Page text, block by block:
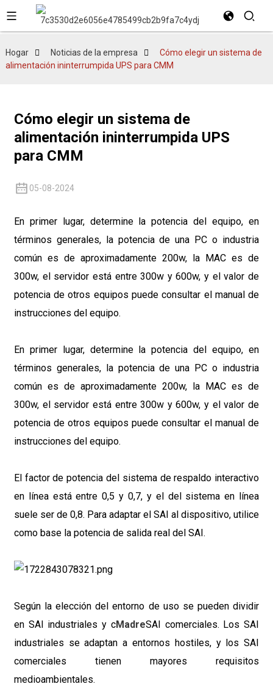
Hogar Noticias de la empresa
Cómo elegir un sistema de
alimentación ininterrumpida UPS para CMM
Cómo elegir un sistema de
alimentación ininterrumpida UPS
para CMM
05-08-2024
En primer lugar, determine la potencia del equipo, en
términos generales, la potencia de una PC o industria
común es de aproximadamente 200w, la MAC es de
300w, el servidor está entre 300w y 600w, y el valor de
potencia de otros equipos puede consultar el manual de
instrucciones del equipo.
En primer lugar, determine la potencia del equipo, en
términos generales, la potencia de una PC o industria
común es de aproximadamente 200w, la MAC es de
300w, el servidor está entre 300w y 600w, y el valor de
potencia de otros equipos puede consultar el manual de
instrucciones del equipo.
El factor de potencia del sistema de respaldo interactivo
en línea está entre 0,5 y 0,7, y el del sistema en línea
suele ser de 0,8. Para adaptar el SAI al dispositivo, utilice
como base la potencia de salida real del SAI.
Según la elección del entorno de uso se pueden dividir
en SAI industriales y cMadreSAI comerciales. Los SAI
industriales se adaptan a entornos hostiles, y los SAI
comerciales tienen mayores requisitos
medioambientales.